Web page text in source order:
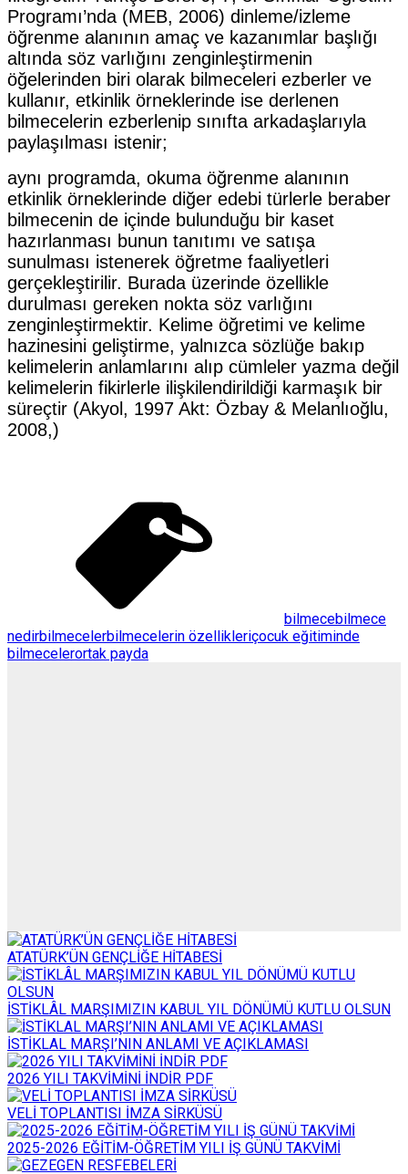
Programı’nda (MEB, 2006) dinleme/izleme
öğrenme alanının amaç ve kazanımlar başlığı
altında söz varlığını zenginleştirmenin
öğelerinden biri olarak bilmeceleri ezberler ve
kullanır, etkinlik örneklerinde ise derlenen
bilmecelerin ezberlenip sınıfta arkadaşlarıyla
paylaşılması istenir;
aynı programda, okuma öğrenme alanının
etkinlik örneklerinde diğer edebi türlerle beraber
bilmecenin de içinde bulunduğu bir kaset
hazırlanması bunun tanıtımı ve satışa
sunulması istenerek öğretme faaliyetleri
gerçekleştirilir. Burada üzerinde özellikle
durulması gereken nokta söz varlığını
zenginleştirmektir. Kelime öğretimi ve kelime
hazinesini geliştirme, yalnızca sözlüğe bakıp
kelimelerin anlamlarını alıp cümleler yazma değil
kelimelerin fikirlerle ilişkilendirildiği karmaşık bir
süreçtir (Akyol, 1997 Akt: Özbay & Melanlıoğlu,
2008,)
bilmecebilmece
nedirbilmecelerbilmecelerin özellikleriçocuk eğitiminde
bilmecelerortak payda
ATATÜRK’ÜN GENÇLİĞE HİTABESİ
İSTİKLÂL MARŞIMIZIN KABUL YIL DÖNÜMÜ KUTLU OLSUN
İSTİKLAL MARŞI’NIN ANLAMI VE AÇIKLAMASI
2026 YILI TAKVİMİNİ İNDİR PDF
VELİ TOPLANTISI İMZA SİRKÜSÜ
2025-2026 EĞİTİM-ÖĞRETİM YILI İŞ GÜNÜ TAKVİMİ